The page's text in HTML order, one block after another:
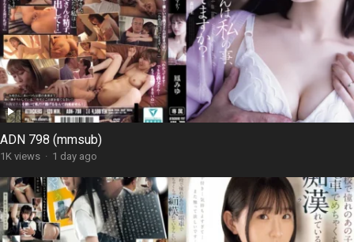
ADN 798 (mmsub)
1K views · 1 day ago